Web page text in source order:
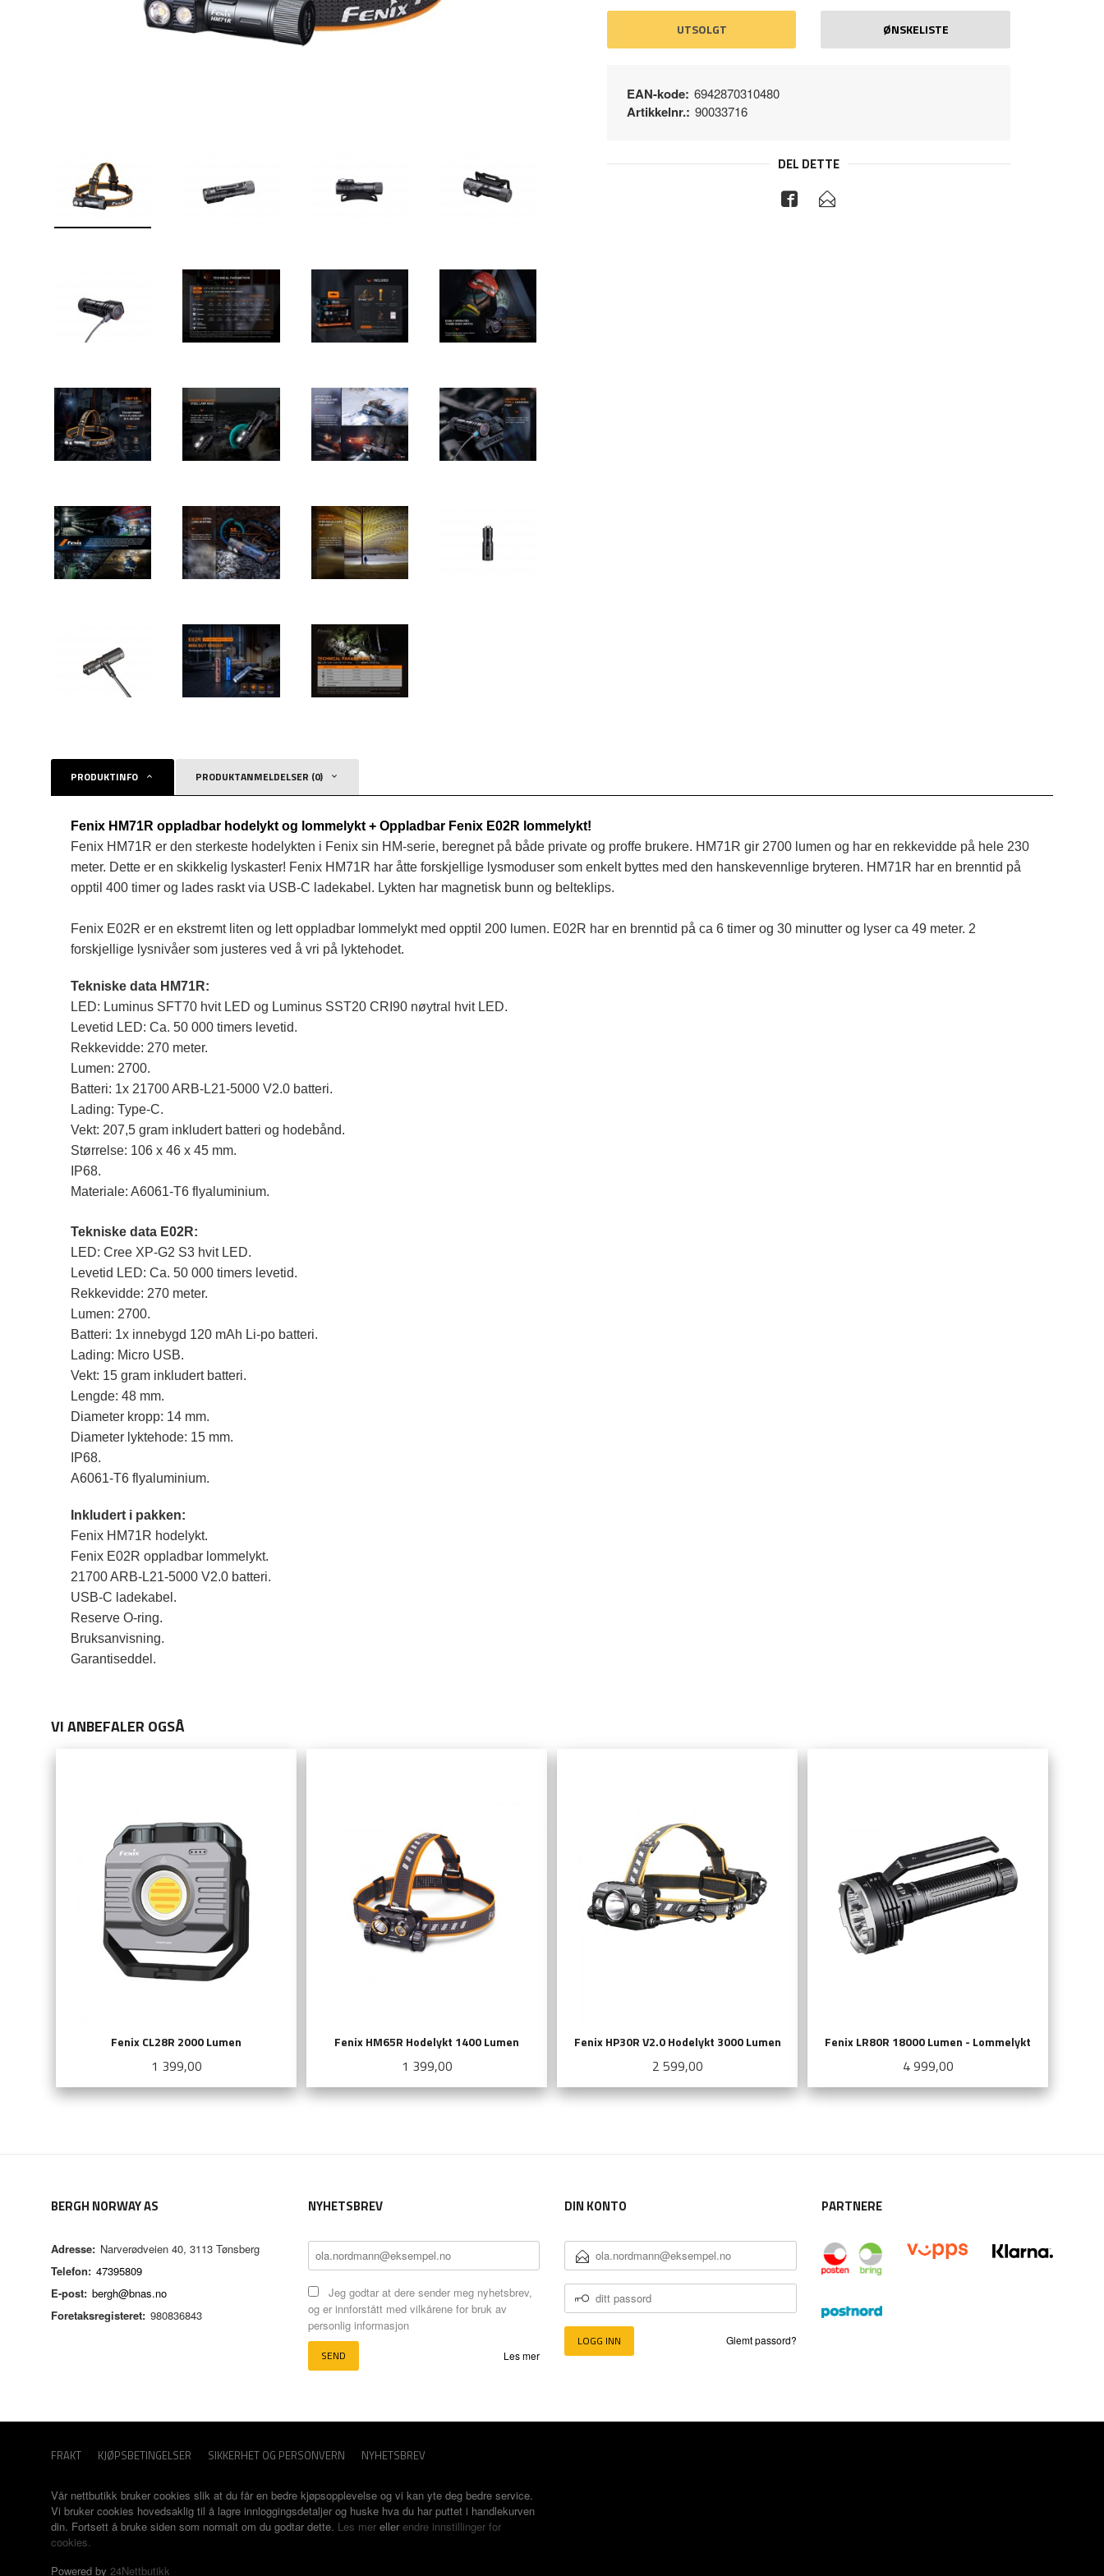
UTSOLGT ØNSKELISTE
EAN-kode: 6942870310480
Artikkelnr.: 90033716
DEL DETTE
PRODUKTINFO PRODUKTANMELDELSER (0)
Fenix HM71R oppladbar hodelykt og lommelykt + Oppladbar Fenix E02R lommelykt!
Fenix ​​HM71R er den sterkeste hodelykten i Fenix sin HM-serie, beregnet på både private og proffe brukere. HM71R gir 2700 lumen og har en rekkevidde på hele 230
meter. Dette er en skikkelig lyskaster! Fenix ​​HM71R har åtte forskjellige lysmoduser som enkelt byttes med den hanskevennlige bryteren. HM71R har en brenntid på
opptil 400 timer og lades raskt via USB-C ladekabel. Lykten har magnetisk bunn og belteklips.
Fenix E02R er en ekstremt liten og lett oppladbar lommelykt med opptil 200 lumen. E02R har en brenntid på ca 6 timer og 30 minutter og lyser ca 49 meter. 2
forskjellige lysnivåer som justeres ved å vri på lyktehodet.
Tekniske data HM71R:
LED: Luminus SFT70 hvit LED og Luminus SST20 CRI90 nøytral hvit LED.
Levetid LED: Ca. 50 000 timers levetid.
Rekkevidde: 270 meter.
Lumen: 2700.
Batteri: 1x 21700 ARB-L21-5000 V2.0 batteri.
Lading: Type-C.
Vekt: 207,5 gram inkludert batteri og hodebånd.
Størrelse: 106 x 46 x 45 mm.
IP68.
Materiale: A6061-T6 flyaluminium.
Tekniske data E02R:
LED: Cree XP-G2 S3 hvit LED.
Levetid LED: Ca. 50 000 timers levetid.
Rekkevidde: 270 meter.
Lumen: 2700.
Batteri: 1x innebygd 120 mAh Li-po batteri.
Lading: Micro USB.
Vekt: 15 gram inkludert batteri.
Lengde: 48 mm.
Diameter kropp: 14 mm.
Diameter lyktehode: 15 mm.
IP68.
A6061-T6 flyaluminium.
Inkludert i pakken:
Fenix HM71R hodelykt.
Fenix E02R oppladbar lommelykt.
21700 ARB-L21-5000 V2.0 batteri.
USB-C ladekabel.
Reserve O-ring.
Bruksanvisning.
Garantiseddel.
VI ANBEFALER OGSÅ
Fenix CL28R 2000 Lumen
Pris
1 399,00
Fenix HM65R Hodelykt 1400 Lumen
Pris
1 399,00
Fenix HP30R V2.0 Hodelykt 3000 Lumen
Pris
2 599,00
Fenix LR80R 18000 Lumen - Lommelykt
Pris
4 999,00
BERGH NORWAY AS
Adresse: Narverødveien 40, 3113 Tønsberg
Telefon: 47395809
E-post: bergh@bnas.no
Foretaksregisteret: 980836843
NYHETSBREV
Jeg godtar at dere sender meg nyhetsbrev,
og er innforstått med vilkårene for bruk av
personlig informasjon
Les mer
DIN KONTO
E-
POSTADRESSE
DITT
PASSORD
Glemt passord?
PARTNERE
FRAKT KJØPSBETINGELSER SIKKERHET OG PERSONVERN NYHETSBREV
Vår nettbutikk bruker cookies slik at du får en bedre kjøpsopplevelse og vi kan yte deg bedre service.
Vi bruker cookies hovedsaklig til å lagre innloggingsdetaljer og huske hva du har puttet i handlekurven
din. Fortsett å bruke siden som normalt om du godtar dette. Les mer eller endre innstillinger for
cookies.
Powered by 24Nettbutikk